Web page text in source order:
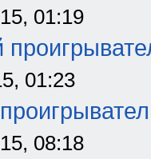
01:19
01:23
08:18